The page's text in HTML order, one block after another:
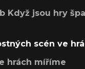
Když jsou hry
scén ve
hrách míříme